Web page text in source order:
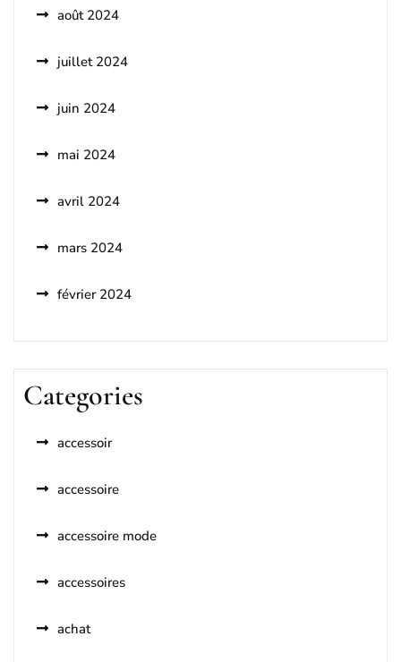
août 2024
juillet 2024
juin 2024
mai 2024
avril 2024
mars 2024
février 2024
Categories
accessoir
accessoire
accessoire mode
accessoires
achat